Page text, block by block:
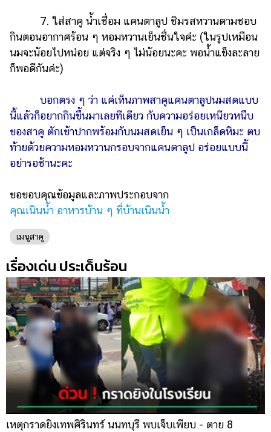
7. ใส่สาคู น้ำเชื่อม แคนตาลูป ชิมรสหวานตามชอบ
กินตอนอากาศร้อน ๆ หอมหวานเย็นชื่นใจค่ะ (ในรูปเหมือน
นมจะน้อยไปหน่อย แต่จริง ๆ ไม่น้อยนะคะ พอน้ำแข็งละลาย
ก็พอดีกันค่ะ)
บอกตรง ๆ ว่า แค่เห็นภาพสาคูแคนตาลูปนมสดแบบ
นี้แล้วก็อยากกินขึ้นมาเลยทีเดียว กับความอร่อยเหนียวหนึบ
ของสาคู ตักเข้าปากพร้อมกับนมสดเย็น ๆ เป็นเกล็ดหิมะ ตบ
ท้ายด้วยความหอมหวานกรอบจากแคนตาลูป อร่อยแบบนี้
อย่ารอช้านะคะ
ขอขอบคุณข้อมูลและภาพประกอบจาก
คุณเนินน้ำ อาหารบ้าน ๆ ที่บ้านเนินน้ำ
เมนูสาคู
เรื่องเด่น ประเด็นร้อน
เหตุกราดยิงเทพศิรินทร์ นนทบุรี พบเจ็บเพียบ - ตาย 8